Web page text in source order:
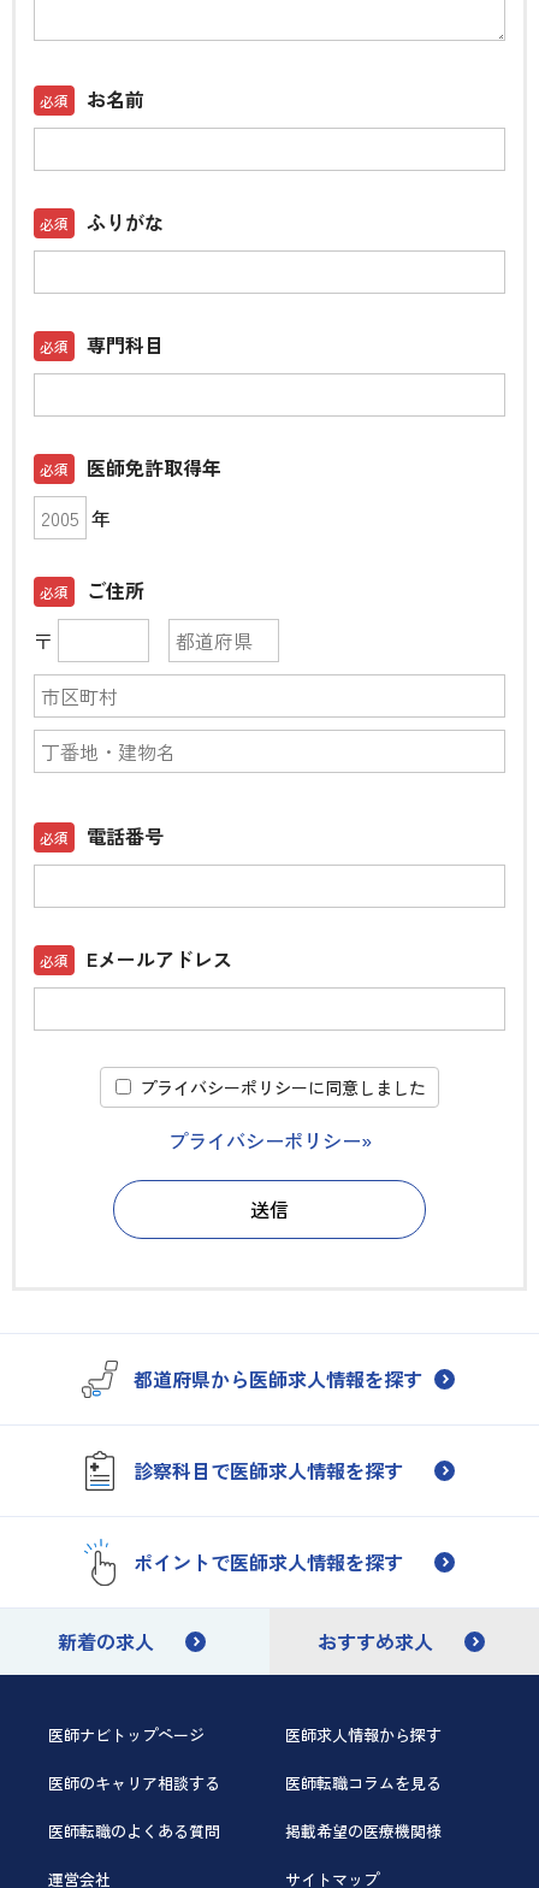
お名前
ふりがな
専門科目
医師免許取得年
年
ご住所
〒
電話番号
Eメールアドレス
プライバシーポリシーに同意しました
プライバシーポリシー»
都道府県から医師求人情報を探す
診察科目で医師求人情報を探す
ポイントで医師求人情報を探す
新着の求人 おすすめ求人
医師ナビトップページ 医師求人情報から探す
医師のキャリア相談する 医師転職コラムを見る
医師転職のよくある質問 掲載希望の医療機関様
運営会社 サイトマップ